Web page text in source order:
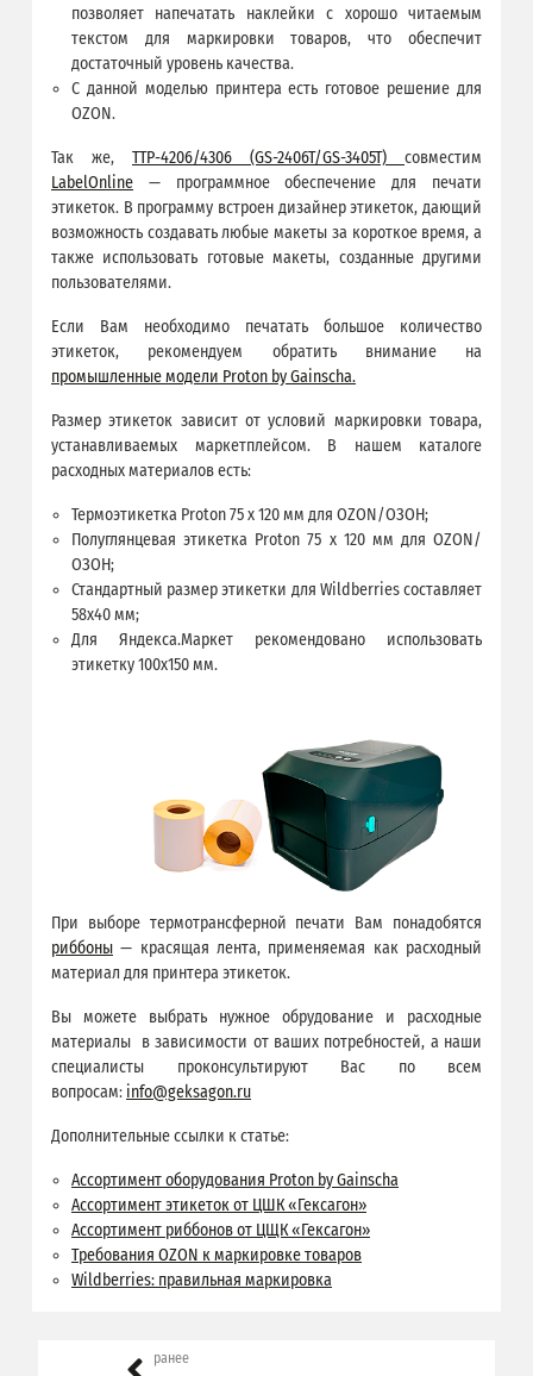
позволяет напечатать наклейки с хорошо читаемым
текстом для маркировки товаров, что обеспечит
достаточный уровень качества.
С данной моделью принтера есть готовое решение для
OZON.
Так же, TTP-4206/4306 (GS-2406T/GS-3405T) совместим
LabelOnline — программное обеспечение для печати
этикеток. В программу встроен дизайнер этикеток, дающий
возможность создавать любые макеты за короткое время, а
также использовать готовые макеты, созданные другими
пользователями.
Если Вам необходимо печатать большое количество
этикеток, рекомендуем обратить внимание на
промышленные модели Proton by Gainscha.
Размер этикеток зависит от условий маркировки товара,
устанавливаемых маркетплейсом. В нашем каталоге
расходных материалов есть:
Термоэтикетка Proton 75 x 120 мм для OZON/ОЗОН;
Полуглянцевая этикетка Proton 75 x 120 мм для OZON/
ОЗОН;
Стандартный размер этикетки для Wildberries составляет
58х40 мм;
Для Яндекса.Маркет рекомендовано использовать
этикетку 100х150 мм.
При выборе термотрансферной печати Вам понадобятся
риббоны — красящая лента, применяемая как расходный
материал для принтера этикеток.
Вы можете выбрать нужное обрудование и расходные
материалы в зависимости от ваших потребностей, а наши
специалисты проконсультируют Вас по всем
вопросам: info@geksagon.ru
Дополнительные ссылки к статье:
Ассортимент оборудования Proton by Gainscha
Ассортимент этикеток от ЦШК «Гексагон»
Ассортимент риббонов от ЦЩК «Гексагон»
Требования OZON к маркировке товаров
Wildberries: правильная маркировка
ранее